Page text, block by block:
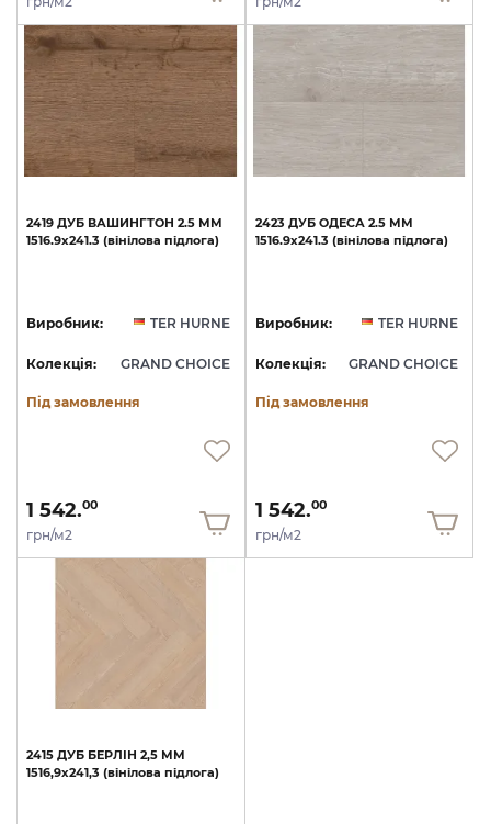
2419 ДУБ ВАШИНГТОН 2.5 ММ
1516.9х241.3 (вінілова підлога)
Виробник: TER HURNE
Колекція: GRAND CHOICE
Під замовлення
1 542.00
грн/м2
2423 ДУБ ОДЕСА 2.5 ММ
1516.9х241.3 (вінілова підлога)
Виробник: TER HURNE
Колекція: GRAND CHOICE
Під замовлення
1 542.00
грн/м2
2415 ДУБ БЕРЛІН 2,5 ММ
1516,9х241,3 (вінілова підлога)